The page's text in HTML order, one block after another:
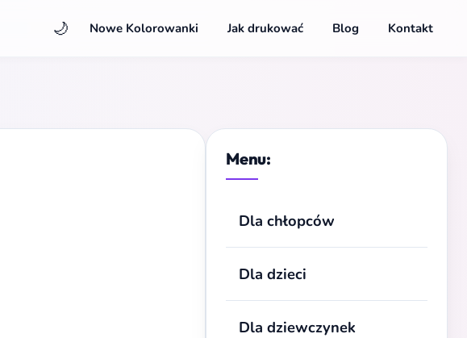
🌙 Nowe Kolorowanki Jak drukować Blog Kontakt
Menu:
Dla chłopców
Dla dzieci
Dla dziewczynek